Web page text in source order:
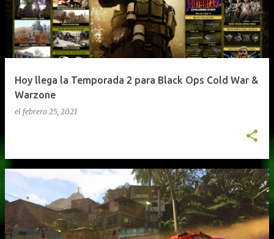
Hoy llega la Temporada 2 para Black Ops Cold War &
Warzone
el febrero 25, 2021